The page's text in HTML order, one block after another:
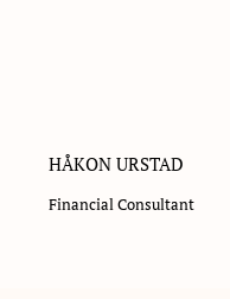
HÅKON URSTAD
Financial Consultant